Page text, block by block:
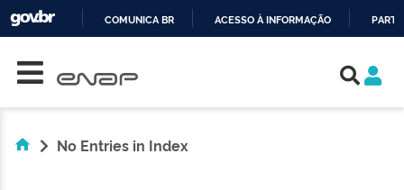
COMUNICA BR ACESSO À INFORMAÇÃO
No Entries in Index